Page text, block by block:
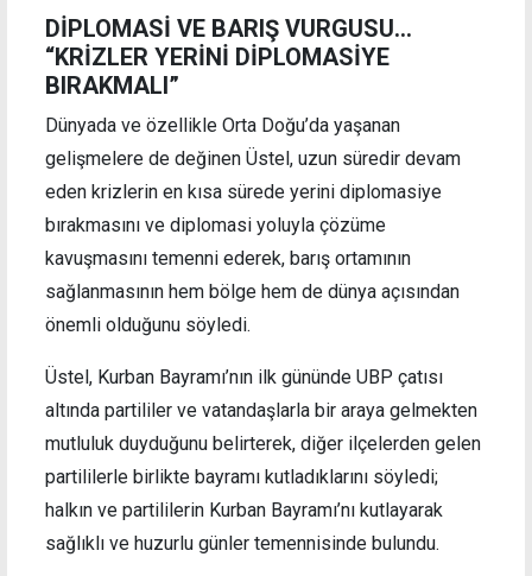
DİPLOMASİ VE BARIŞ VURGUSU…
“KRİZLER YERİNİ DİPLOMASİYE
BIRAKMALI”
Dünyada ve özellikle Orta Doğu’da yaşanan
gelişmelere de değinen Üstel, uzun süredir devam
eden krizlerin en kısa sürede yerini diplomasiye
bırakmasını ve diplomasi yoluyla çözüme
kavuşmasını temenni ederek, barış ortamının
sağlanmasının hem bölge hem de dünya açısından
önemli olduğunu söyledi.
Üstel, Kurban Bayramı’nın ilk gününde UBP çatısı
altında partililer ve vatandaşlarla bir araya gelmekten
mutluluk duyduğunu belirterek, diğer ilçelerden gelen
partililerle birlikte bayramı kutladıklarını söyledi;
halkın ve partililerin Kurban Bayramı’nı kutlayarak
sağlıklı ve huzurlu günler temennisinde bulundu.